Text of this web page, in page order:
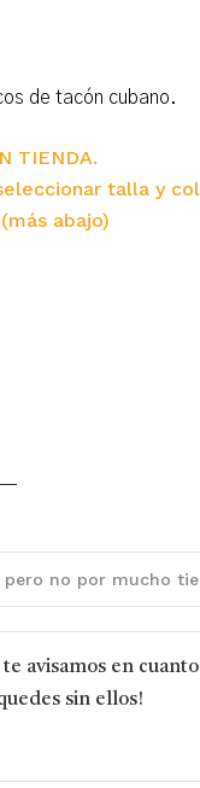
de tacón cubano.
TIENDA.
talla y
abajo)
no por mucho
avisamos en
sin ellos!